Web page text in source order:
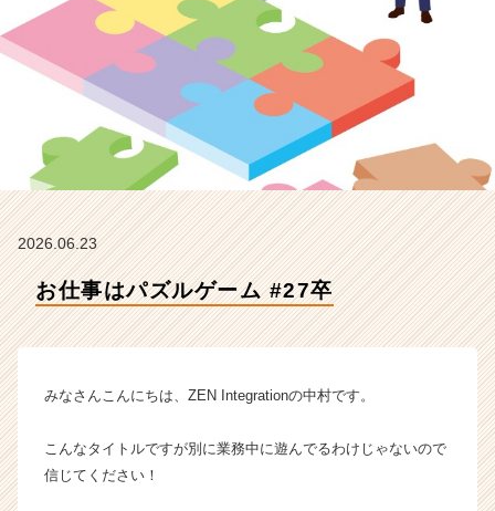
t
e
a
t
i
n
ム
ラ
ベ
チ
2026.06.23
お仕事はパズルゲーム #27卒
みなさんこんにちは、ZEN Integrationの中村です。
こんなタイトルですが別に業務中に遊んでるわけじゃないので
信じてください！